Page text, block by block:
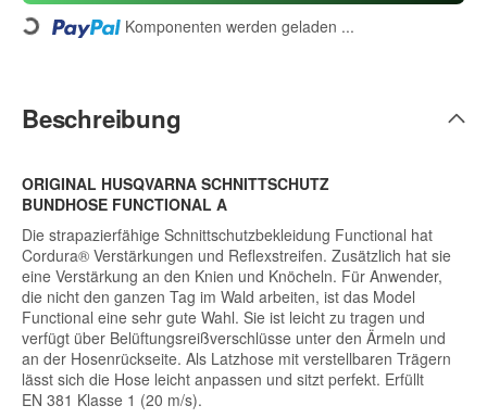
Loading... Komponenten werden geladen ...
Beschreibung
ORIGINAL HUSQVARNA SCHNITTSCHUTZ
BUNDHOSE FUNCTIONAL A
Die strapazierfähige Schnittschutzbekleidung Functional hat
Cordura® Verstärkungen und Reflexstreifen. Zusätzlich hat sie
eine Verstärkung an den Knien und Knöcheln. Für Anwender,
die nicht den ganzen Tag im Wald arbeiten, ist das Model
Functional eine sehr gute Wahl. Sie ist leicht zu tragen und
verfügt über Belüftungsreißverschlüsse unter den Ärmeln und
an der Hosenrückseite. Als Latzhose mit verstellbaren Trägern
lässt sich die Hose leicht anpassen und sitzt perfekt. Erfüllt
EN 381 Klasse 1 (20 m/s).